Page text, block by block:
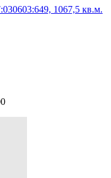
1067,5 кв.м.